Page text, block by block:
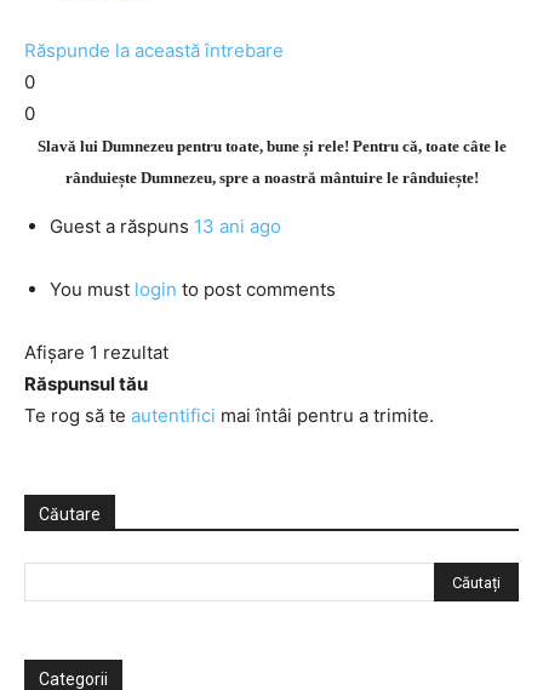
Răspunde la această întrebare
0
0
Slavă lui Dumnezeu pentru toate, bune și rele! Pentru că, toate câte le
rânduiește Dumnezeu, spre a noastră mântuire le rânduiește!
Guest a răspuns 13 ani ago
You must login to post comments
Afișare 1 rezultat
Răspunsul tău
Te rog să te autentifici mai întâi pentru a trimite.
Căutare
Categorii